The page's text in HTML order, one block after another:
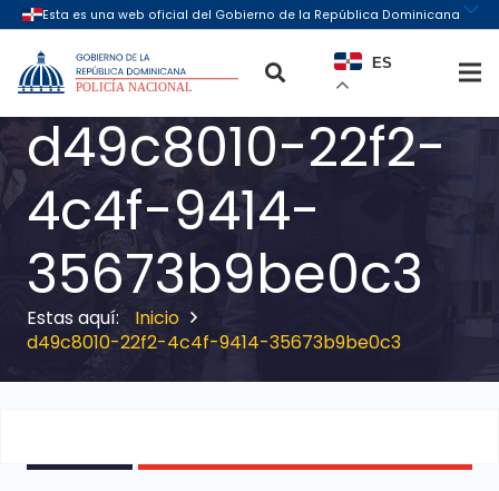
ES
d49c8010-22f2-
4c4f-9414-
35673b9be0c3
Inicio
d49c8010-22f2-4c4f-9414-35673b9be0c3